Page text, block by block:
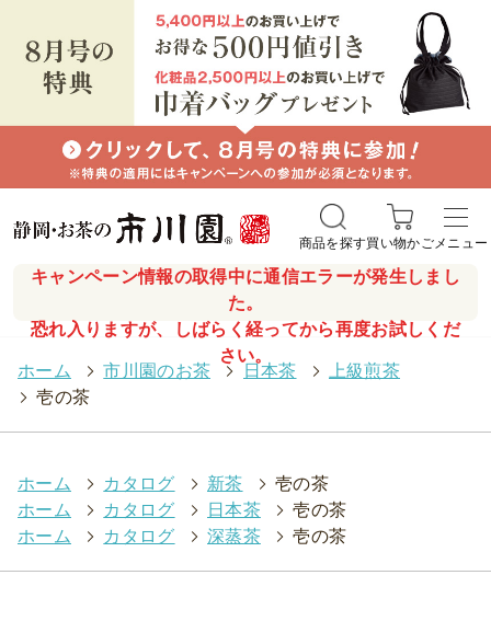
キャンペーン情報の取得中に通信エラーが発生しまし
た。
恐れ入りますが、しばらく経ってから再度お試しくだ
さい。
商品を探す買い物かごメニュー
ホーム > 市川園のお茶 > 日本茶 >
上級煎茶
> 壱の茶
ホーム > カタログ > 新茶 > 壱の茶
ホーム
> カタログ > 日本茶 > 壱の茶
ホーム
> カタログ > 深蒸茶 > 壱の茶